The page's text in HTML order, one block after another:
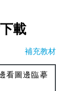
載
補充教材
看圖邊臨摹